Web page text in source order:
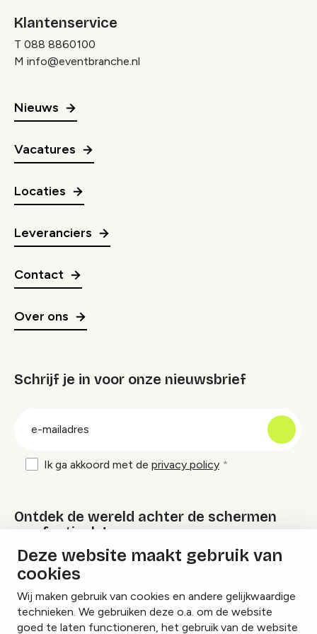
Deze website maakt gebruik van
cookies
Wij maken gebruik van cookies en andere gelijkwaardige
technieken. We gebruiken deze o.a. om de website
goed te laten functioneren, het gebruik van de website
Klantenservice
T 088 8860100
M info@eventbranche.nl
Nieuws
Vacatures
Locaties
Leveranciers
Contact
Over ons
Schrijf je in voor onze nieuwsbrief
Ik ga akkoord met de privacy policy
Ontdek de wereld achter de schermen
van festivals!
Lees onze Festival Specials